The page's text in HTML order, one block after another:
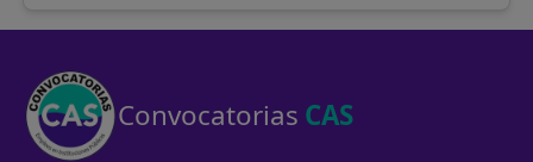
Convocatorias CAS